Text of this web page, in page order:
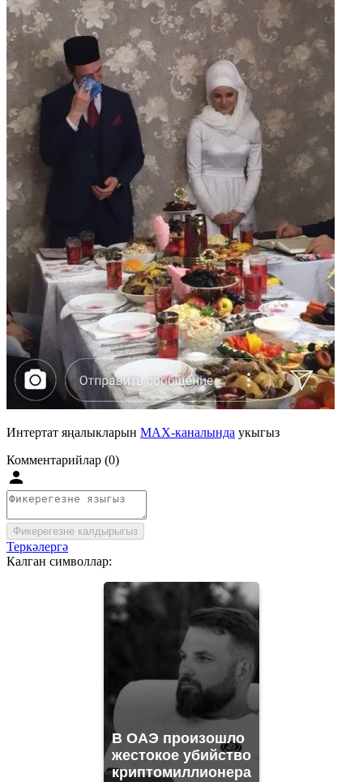
Интертат яңалыкларын MAX-каналында укыгыз
Комментарийлар (0)
Фикерегезне калдырыгыз
Теркәлергә
Калган символлар:
В ОАЭ произошло
жестокое убийство
криптомиллионера